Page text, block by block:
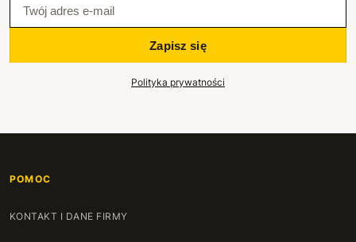
Zapisz się
Polityka prywatności
POMOC
KONTAKT I DANE FIRMY